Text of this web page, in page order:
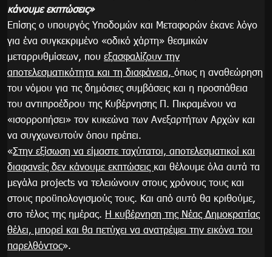
κάνουμε εκπτώσεις»
Επίσης ο υπουργός Υποδομών και Μεταφορών έκανε λόγο
για ένα συγκεκριμένο «οδικό χάρτη» θεσμικών
μεταρρυθμίσεων, που εξασφαλίζουν την
αποτελεσματικότητα και τη διαφάνεια, όπως η αναθεώρηση
του νόμου για τις δημόσιες συμβάσεις και η προσπάθεια
του αντιπροέδρου της Κυβέρνησης Π. Πικραμένου να
«ισορροπήσει» τον κυκεώνα των Ανεξαρτήτων Αρχών και
να συγχωνευτούν όπου πρέπει.
«Στην εξίσωση να είμαστε ταχύτατοι, αποτελεσματικοί και
διαφανείς δεν κάνουμε εκπτώσεις και θέλουμε όλα αυτά τα
μεγάλα projects να τελειώνουν στους χρόνους τους και
στους προϋπολογισμούς τους. Και από αυτό θα κριθούμε,
στο τέλος της ημέρας. Η κυβέρνηση της Νέας Δημοκρατίας
θέλει, μπορεί και θα πετύχει να ανατρέψει την εικόνα του
παρελθόντος».